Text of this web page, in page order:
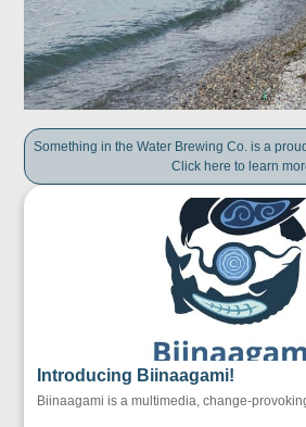
Something in the Water Brewing Co. is a
Click here to learn
Introducing Biinaagami!
Biinaagami is a multimedia, change-